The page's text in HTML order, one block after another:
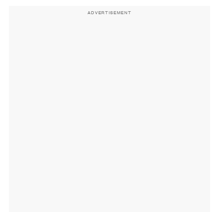
ADVERTISEMENT